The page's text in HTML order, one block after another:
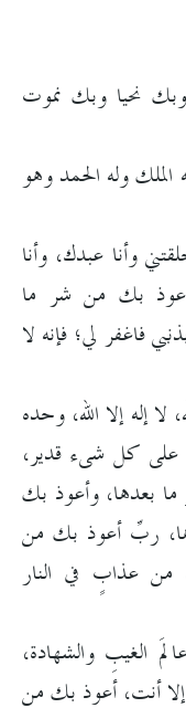
نحيا وبك نموت
الملك وله الحمد وهو
وأنا عبدك، وأنا
بك من شر ما
فاغفر لي؛ فإنه لا
إله إلا الله، وحده
على كل شىء قدير،
بعدها، وأعوذ بك
ربِّ أعوذ بك من
عذابٍ في النار
الغيبِ والشهادة،
أنت، أعوذ بك من